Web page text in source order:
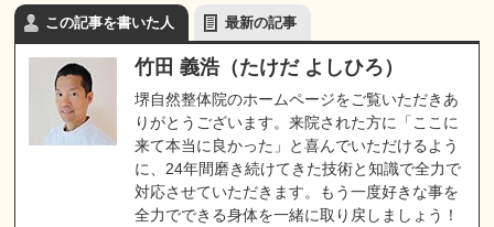
この記事を書いた人 最新の記事
竹田 義浩（たけだ よしひろ）
堺自然整体院のホームページをご覧いただきあ
りがとうございます。来院された方に「ここに
来て本当に良かった」と喜んでいただけるよう
に、24年間磨き続けてきた技術と知識で全力で
対応させていただきます。もう一度好きな事を
全力でできる身体を一緒に取り戻しましょう！